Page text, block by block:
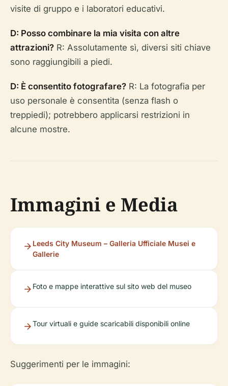
visite di gruppo e i laboratori educativi.
D: Posso combinare la mia visita con altre
attrazioni? R: Assolutamente sì, diversi siti chiave
sono raggiungibili a piedi.
D: È consentito fotografare? R: La fotografia per
uso personale è consentita (senza flash o
treppiedi); potrebbero applicarsi restrizioni in
alcune mostre.
Immagini e Media
Leeds City Museum – Galleria Ufficiale Musei e
Gallerie
Foto e mappe interattive sul sito web del museo
Tour virtuali e guide scaricabili disponibili online
Suggerimenti per le immagini: